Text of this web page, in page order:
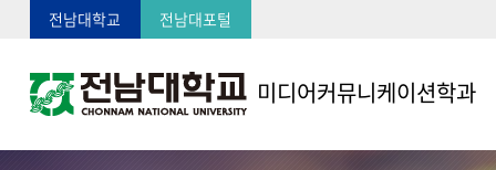
전남대학교 전남대포털
미디어커뮤니케이션학과